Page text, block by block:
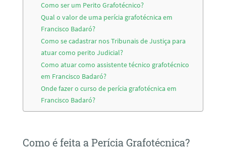
Como ser um Perito Grafotécnico?
Qual o valor de uma perícia grafotécnica em
Francisco Badaró?
Como se cadastrar nos Tribunais de Justiça para
atuar como perito Judicial?
Como atuar como assistente técnico grafotécnico
em Francisco Badaró?
Onde fazer o curso de perícia grafotécnica em
Francisco Badaró?
Como é feita a Perícia Grafotécnica?